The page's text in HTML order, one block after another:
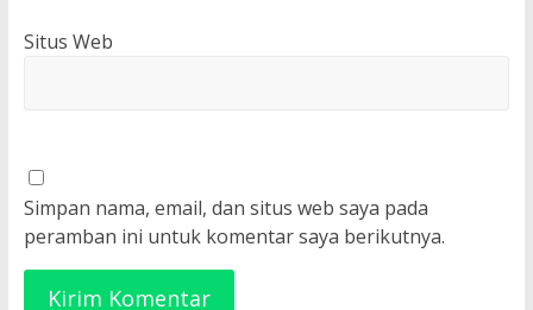
Situs Web
Simpan nama, email, dan situs web saya pada
peramban ini untuk komentar saya berikutnya.